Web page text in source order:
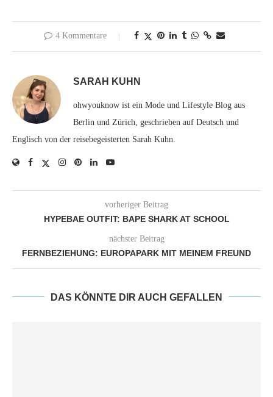
4 Kommentare
SARAH KUHN
ohwyouknow ist ein Mode und Lifestyle Blog aus
Berlin und Zürich, geschrieben auf Deutsch und
Englisch von der reisebegeisterten Sarah Kuhn.
vorheriger Beitrag
HYPEBAE OUTFIT: BAPE SHARK AT SCHOOL
nächster Beitrag
FERNBEZIEHUNG: EUROPAPARK MIT MEINEM FREUND
DAS KÖNNTE DIR AUCH GEFALLEN